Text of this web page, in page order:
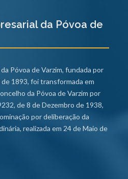
da Póvoa de
Póvoa de Varzim, fundada por
1893, foi transformada em
da Póvoa de Varzim por
de 8 de Dezembro de 1938,
por deliberação da
realizada em 24 de Maio de